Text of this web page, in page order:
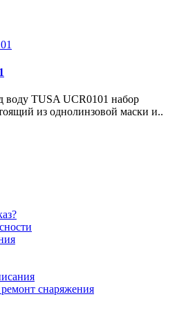
воду TUSA UCR0101 набор
из однолинзовой маски и..
снаряжения